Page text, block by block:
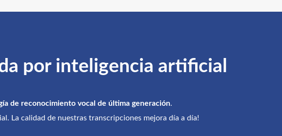
por inteligencia artificial
de reconocimiento vocal de última generación.
La calidad de nuestras transcripciones mejora día a día!